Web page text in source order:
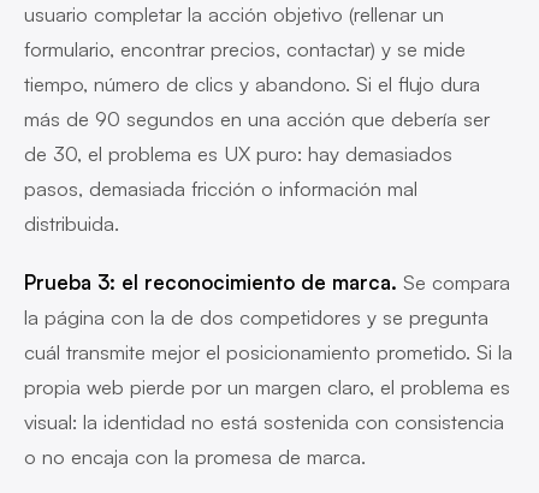
usuario completar la acción objetivo (rellenar un
formulario, encontrar precios, contactar) y se mide
tiempo, número de clics y abandono. Si el flujo dura
más de 90 segundos en una acción que debería ser
de 30, el problema es UX puro: hay demasiados
pasos, demasiada fricción o información mal
distribuida.
Prueba 3: el reconocimiento de marca. Se compara
la página con la de dos competidores y se pregunta
cuál transmite mejor el posicionamiento prometido. Si la
propia web pierde por un margen claro, el problema es
visual: la identidad no está sostenida con consistencia
o no encaja con la promesa de marca.